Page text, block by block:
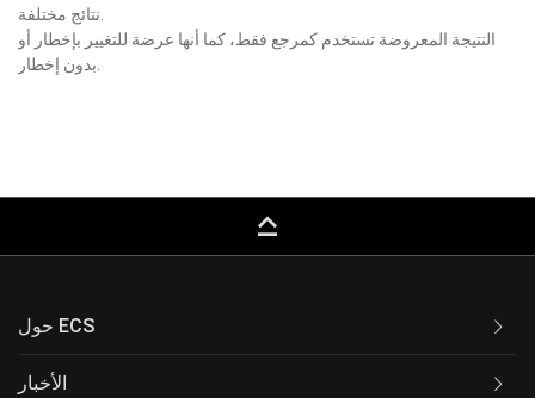
النتيجة المعروضة تستخدم كمرجع فقط، كما أنها عرضة للتغيير بإخطار أو
keyboard_capslock
حول ECS
الأخبار